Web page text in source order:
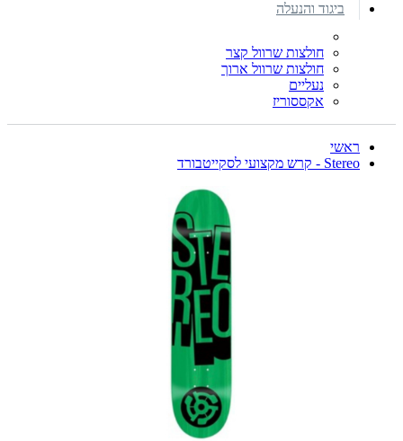
ביגוד והנעלה
חולצות שרוול קצר
חולצות שרוול ארוך
נעליים
אקססוריז
ראשי
Stereo - קרש מקצועי לסקייטבורד